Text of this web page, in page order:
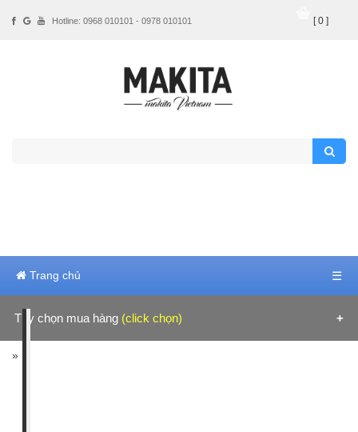
Trang chủ ☰
Tùy chọn mua hàng (click chọn)
»
Hotline: 0968 010101 - 0978 010101 [ 0 ]